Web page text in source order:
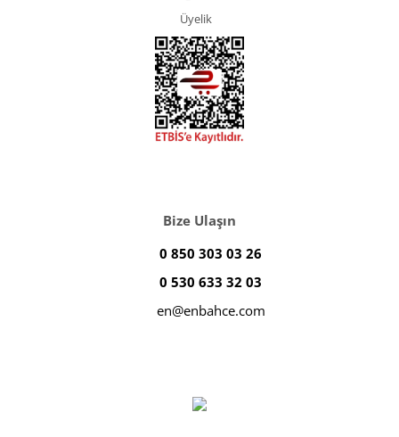
Üyelik
Bize Ulaşın
0 850 303 03 26
0 530 633 32 03
en@enbahce.com